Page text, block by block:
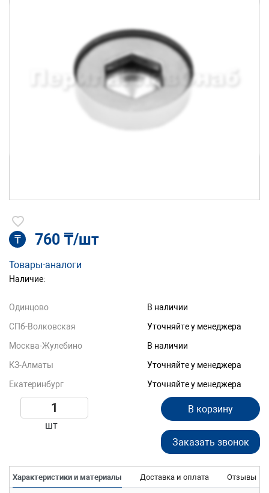
₸ 760 ₸/шт
Товары-аналоги
Наличие:
Одинцово
В наличии
СПб-Волковская
Уточняйте у менеджера
Москва-Жулебино
В наличии
КЗ-Алматы
Уточняйте у менеджера
Екатеринбург
Уточняйте у менеджера
шт
В корзину
Заказать звонок
Характеристики и материалы Доставка и оплата Отзывы